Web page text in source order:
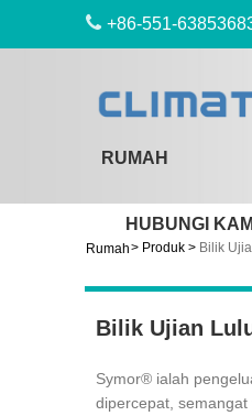
+86-551-
RUMAH
HUBUNGI KAMI
Rumah> Produk > Bilik
Bilik Ujian
Symor® ialah
dipercepat,